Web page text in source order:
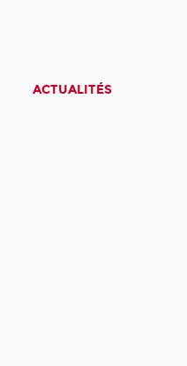
ACTUALITÉS